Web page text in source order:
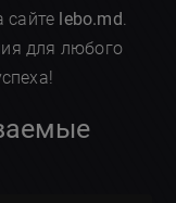
сайте lebo.md
для любого